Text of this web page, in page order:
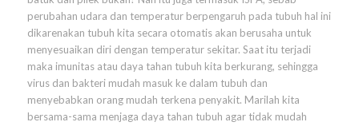
perubahan udara dan temperatur berpengaruh pada tubuh hal ini
dikarenakan tubuh kita secara otomatis akan berusaha untuk
menyesuaikan diri dengan temperatur sekitar. Saat itu terjadi
maka imunitas atau daya tahan tubuh kita berkurang, sehingga
virus dan bakteri mudah masuk ke dalam tubuh dan
menyebabkan orang mudah terkena penyakit. Marilah kita
bersama-sama menjaga daya tahan tubuh agar tidak mudah